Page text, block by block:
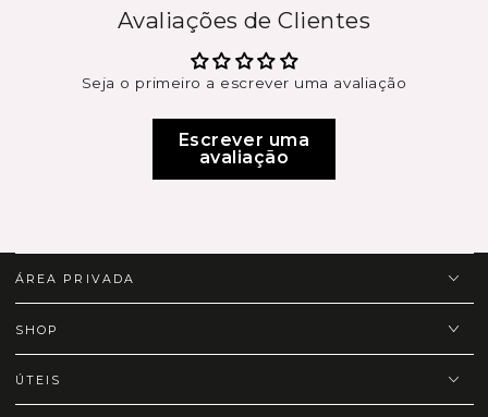
Avaliações de Clientes
Seja o primeiro a escrever uma avaliação
Escrever uma
avaliação
ÁREA PRIVADA
SHOP
ÚTEIS